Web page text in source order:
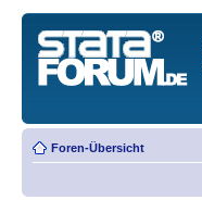
Foren-Übersicht